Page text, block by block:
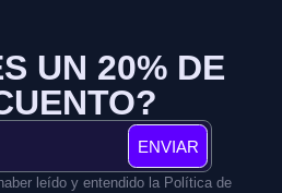
UN 20% DE
ENVIAR
leído y entendido la Política de